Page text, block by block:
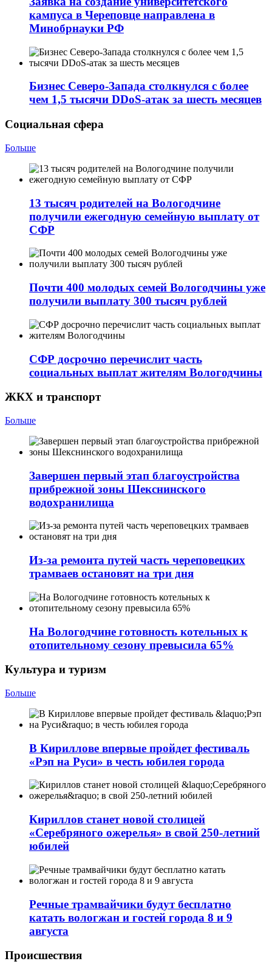
кампуса в Череповце направлена в
Минобрнауки РФ
Бизнес Северо-Запада столкнулся с более
чем 1,5 тысячи DDoS-атак за шесть месяцев
Социальная сфера
Больше
13 тысяч родителей на Вологодчине
получили ежегодную семейную выплату от
СФР
Почти 400 молодых семей Вологодчины уже
получили выплату 300 тысяч рублей
СФР досрочно перечислит часть
социальных выплат жителям Вологодчины
ЖКХ и транспорт
Больше
Завершен первый этап благоустройства
прибрежной зоны Шекснинского
водохранилища
Из-за ремонта путей часть череповецких
трамваев остановят на три дня
На Вологодчине готовность котельных к
отопительному сезону превысила 65%
Культура и туризм
Больше
В Кириллове впервые пройдет фестиваль
«Рэп на Руси» в честь юбилея города
Кириллов станет новой столицей
«Серебряного ожерелья» в свой 250-летний
юбилей
Речные трамвайчики будут бесплатно
катать вологжан и гостей города 8 и 9
августа
Происшествия